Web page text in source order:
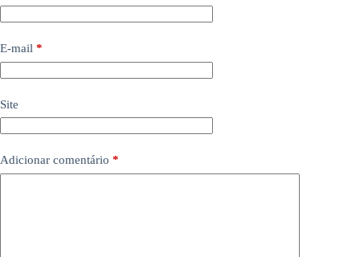
E-mail *
Site
Adicionar comentário *